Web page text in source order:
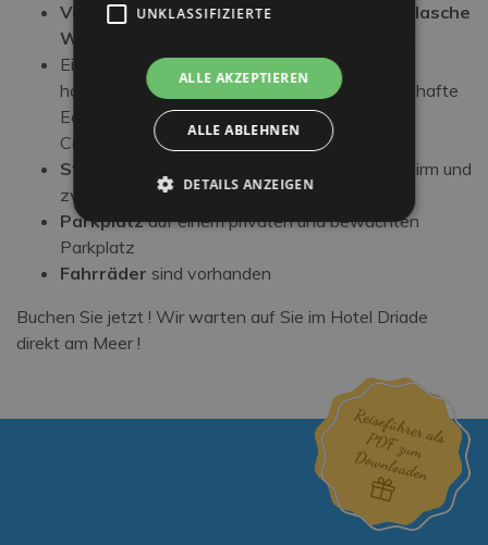
Vollpension mit Mineralwasser und eine Flasche
Wein
Ein reichhaltiges Frühstücksbuffet mit
hausgemachten Backwaren und Kuchen, herzhafte
Ecke mit Aufschnitt und Käse, Espresso und
Cappuccino wie an der Bar
Strandservice
vor dem Hotel mit Sonnenschirm und
zwei Liegen (in der dritten Reihe)
Parkplatzauf einem privaten und bewachten
Parkplatz
Fahrräder sind vorhanden
Buchen Sie jetzt ! Wir warten auf Sie im Hotel Driade
direkt am Meer !
UNKLASSIFIZIERTE
ALLE AKZEPTIEREN
ALLE ABLEHNEN
DETAILS ANZEIGEN